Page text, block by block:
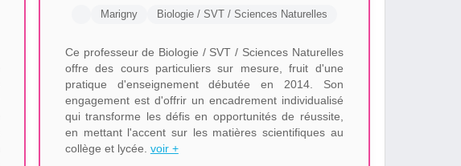
Marigny Biologie / SVT / Sciences Naturelles
Ce professeur de Biologie / SVT / Sciences Naturelles
offre des cours particuliers sur mesure, fruit d'une
pratique d'enseignement débutée en 2014. Son
engagement est d'offrir un encadrement individualisé
qui transforme les défis en opportunités de réussite,
en mettant l'accent sur les matières scientifiques au
collège et lycée. voir +